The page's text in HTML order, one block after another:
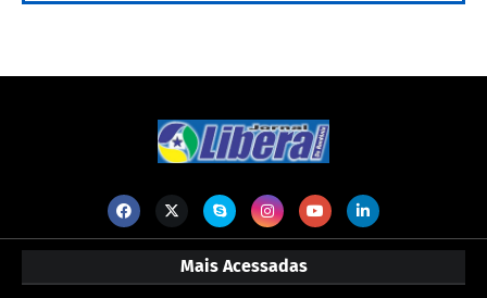
Mais Acessadas